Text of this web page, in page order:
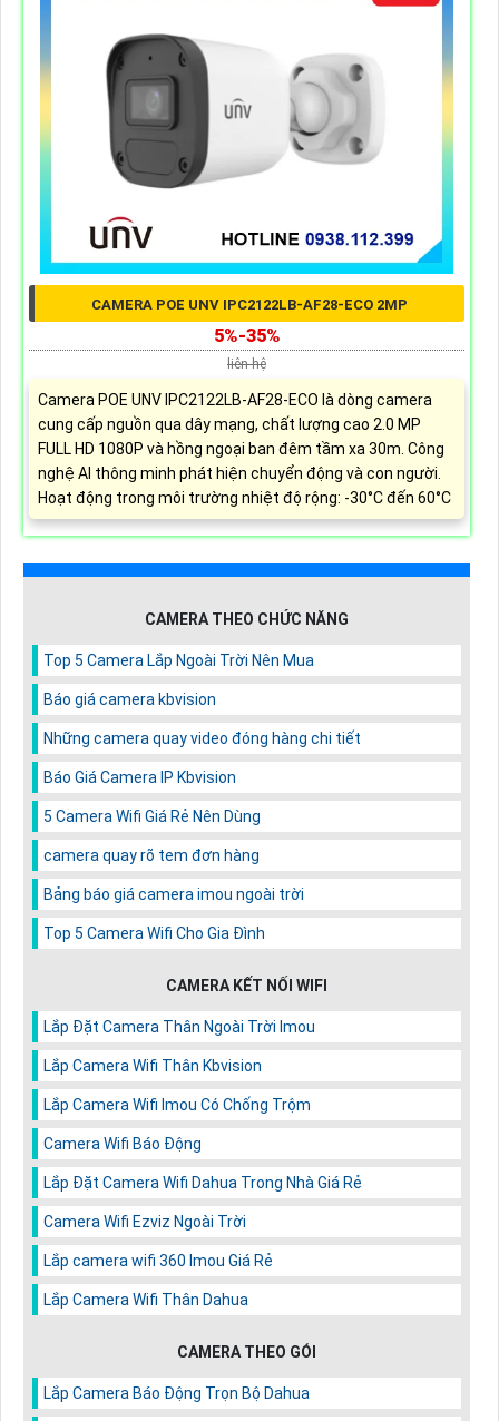
CAMERA POE UNV IPC2122LB-AF28-ECO 2MP
5%-35%
liên hệ
Camera POE UNV IPC2122LB-AF28-ECO là dòng camera
cung cấp nguồn qua dây mạng, chất lượng cao 2.0 MP
FULL HD 1080P và hồng ngoại ban đêm tầm xa 30m. Công
nghệ AI thông minh phát hiện chuyển động và con người.
Hoạt động trong môi trường nhiệt độ rộng: -30°C đến 60°C
CAMERA THEO CHỨC NĂNG
Top 5 Camera Lắp Ngoài Trời Nên Mua
Báo giá camera kbvision
Những camera quay video đóng hàng chi tiết
Báo Giá Camera IP Kbvision
5 Camera Wifi Giá Rẻ Nên Dùng
camera quay rõ tem đơn hàng
Bảng báo giá camera imou ngoài trời
Top 5 Camera Wifi Cho Gia Đình
CAMERA KẾT NỐI WIFI
Lắp Đặt Camera Thân Ngoài Trời Imou
Lắp Camera Wifi Thân Kbvision
Lắp Camera Wifi Imou Có Chống Trộm
Camera Wifi Báo Động
Lắp Đặt Camera Wifi Dahua Trong Nhà Giá Rẻ
Camera Wifi Ezviz Ngoài Trời
Lắp camera wifi 360 Imou Giá Rẻ
Lắp Camera Wifi Thân Dahua
CAMERA THEO GÓI
Lắp Camera Báo Động Trọn Bộ Dahua